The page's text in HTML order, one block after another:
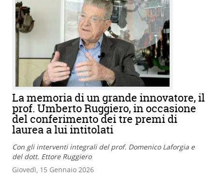
La memoria di un grande innovatore, il
prof. Umberto Ruggiero, in occasione
del conferimento dei tre premi di
laurea a lui intitolati
Con gli interventi integrali del prof. Domenico Laforgia e
del dott. Ettore Ruggiero
Giovedì, 15 Gennaio 2026